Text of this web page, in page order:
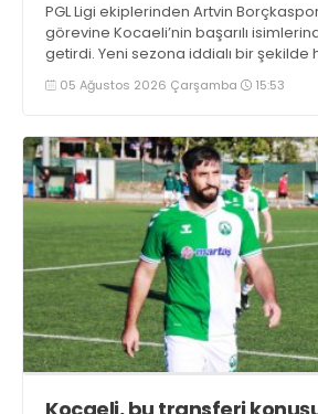
PGL Ligi ekiplerinden Artvin
görevine Kocaeli’nin başarılı
getirdi. Yeni sezona iddialı bir şekilde
duygularını aktardı.
05 Ağustos 2026 Çarşamba 15:53